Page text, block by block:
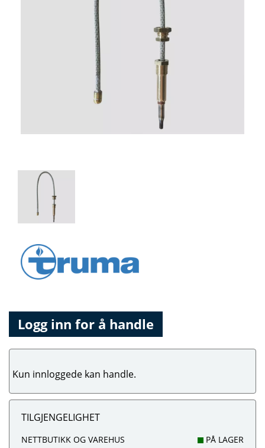
Logg inn for å handle
Kun innloggede kan handle.
TILGJENGELIGHET
NETTBUTIKK OG VAREHUS PÅ LAGER